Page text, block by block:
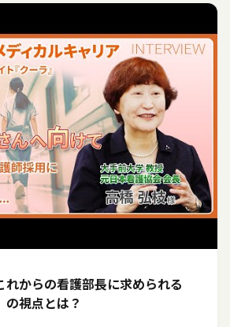
れからの看護部長に求められる
の視点とは？